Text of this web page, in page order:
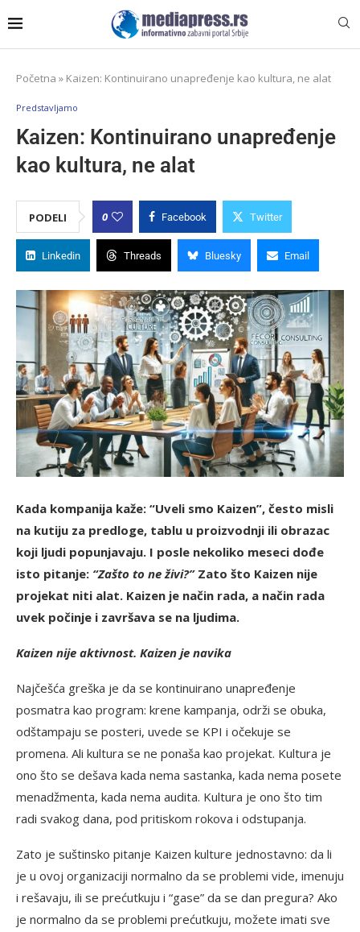
Početna » Kaizen: Kontinuirano unapređenje kao kultura, ne alat
Predstavljamo
Kaizen: Kontinuirano unapređenje
kao kultura, ne alat
PODELI 0 Facebook Twitter
Linkedin Threads Bluesky Email
Kada kompanija kaže: “Uveli smo Kaizen”, često misli
na kutiju za predloge, tablu u proizvodnji ili obrazac
koji ljudi popunjavaju. I posle nekoliko meseci dođe
isto pitanje: “Zašto to ne živi?”Zato što Kaizen nije
projekat niti alat. Kaizen je način rada, a način rada
uvek počinje i završava se na ljudima.
Kaizen nije aktivnost. Kaizen je navika
Najčešća greška je da se kontinuirano unapređenje
posmatra kao program: krene kampanja, održi se obuka,
odštampaju se posteri, uvede se KPI i očekuje se
promena. Ali kultura se ne ponaša kao projekat. Kultura je
ono što se dešava kada nema sastanka, kada nema posete
menadžmenta, kada nema audita. Kultura je ono što tim
radi svakog dana, pod pritiskom rokova i odstupanja.
Zato je suštinsko pitanje Kaizen kulture jednostavno: da li
je u ovoj organizaciji normalno da se problemi vide, imenuju
i rešavaju, ili se prećutkuju i “gase” da se dan pregura? Ako
je normalno da se problemi prećutkuju, možete imati sve